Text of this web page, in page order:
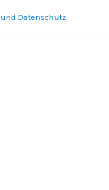
Datenschutz